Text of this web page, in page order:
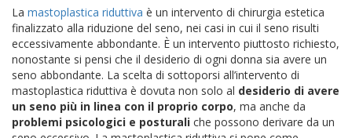
La mastoplastica riduttiva è un intervento di chirurgia estetica
finalizzato alla riduzione del seno, nei casi in cui il seno risulti
eccessivamente abbondante. È un intervento piuttosto richiesto,
nonostante si pensi che il desiderio di ogni donna sia avere un
seno abbondante. La scelta di sottoporsi all’intervento di
mastoplastica riduttiva è dovuta non solo al desiderio di avere
un seno più in linea con il proprio corpo, ma anche da
problemi psicologici e posturali che possono derivare da un